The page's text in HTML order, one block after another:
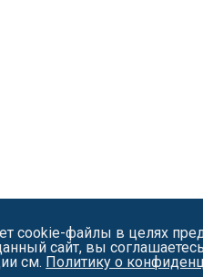
cookie-файлы в целях
сайт, вы
см. Политику о